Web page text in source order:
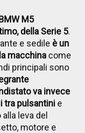
M5
della Serie 5.
e sedile è un
macchina come
principali sono
va invece
tra pulsantini e
leva del
motore e